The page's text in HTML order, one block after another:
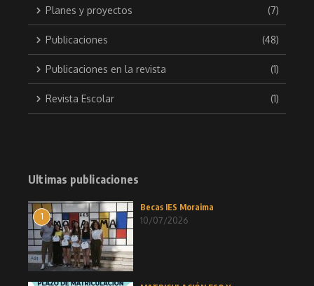
Planes y proyectos (7)
Publicaciones (48)
Publicaciones en la revista (1)
Revista Escolar (1)
Ultimas publicaciones
1
Becas IES Moraima
10/07/2026